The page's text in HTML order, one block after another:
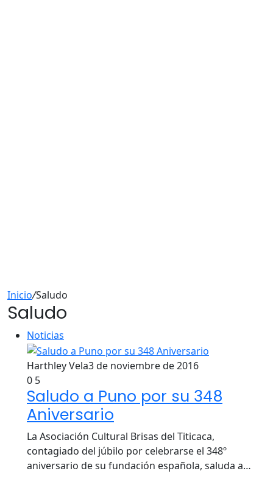
Inicio/Saludo
Saludo
Noticias
Harthley Vela3 de noviembre de 2016
0 5
Saludo a Puno por su 348
Aniversario
La Asociación Cultural Brisas del Titicaca,
contagiado del júbilo por celebrarse el 348º
aniversario de su fundación española, saluda a…